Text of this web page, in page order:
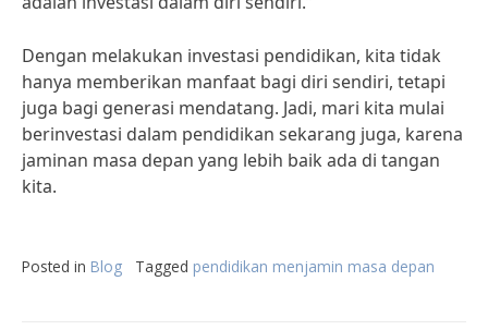
Dengan melakukan investasi pendidikan, kita tidak
hanya memberikan manfaat bagi diri sendiri, tetapi
juga bagi generasi mendatang. Jadi, mari kita mulai
berinvestasi dalam pendidikan sekarang juga, karena
jaminan masa depan yang lebih baik ada di tangan
kita.
Posted in Blog Tagged pendidikan menjamin masa depan